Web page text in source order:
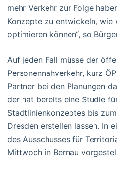
mehr Verkehr zur Folge
Konzepte zu entwickeln, wie
optimieren können“, so
Auf jeden Fall müsse der
Personennahverkehr, kurz
Partner bei den Planungen
der hat bereits eine Studie
Stadtlinienkonzeptes bis
Dresden erstellen lassen. In
des Ausschusses für
Mittwoch in Bernau